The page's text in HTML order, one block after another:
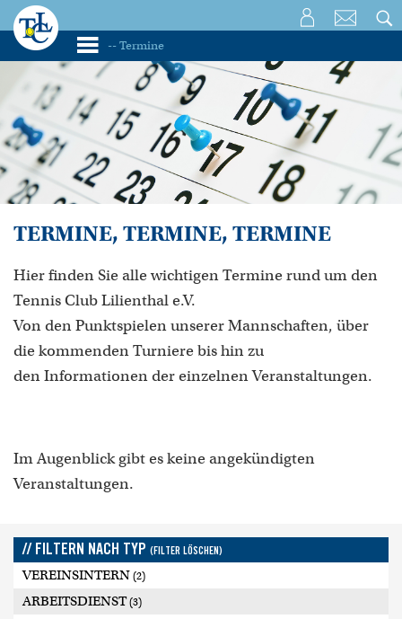
TERMINE, TERMINE, TERMINE
Hier finden Sie alle wichtigen Termine rund um den
Tennis Club Lilienthal e.V.
Von den Punktspielen unserer Mannschaften, über
die kommenden Turniere bis hin zu
den Informationen der einzelnen Veranstaltungen.
Im Augenblick gibt es keine angekündigten
Veranstaltungen.
// FILTERN NACH TYP (FILTER LÖSCHEN)
VEREINSINTERN (2)
ARBEITSDIENST(3)